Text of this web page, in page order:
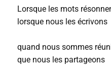
Lorsque les mots
lorsque nous les écrivons
quand nous sommes
que nous les partageons